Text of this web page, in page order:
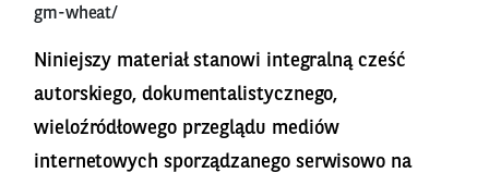
gm-wheat/
Niniejszy materiał stanowi integralną cześć
autorskiego, dokumentalistycznego,
wieloźródłowego przeglądu mediów
internetowych sporządzanego serwisowo na